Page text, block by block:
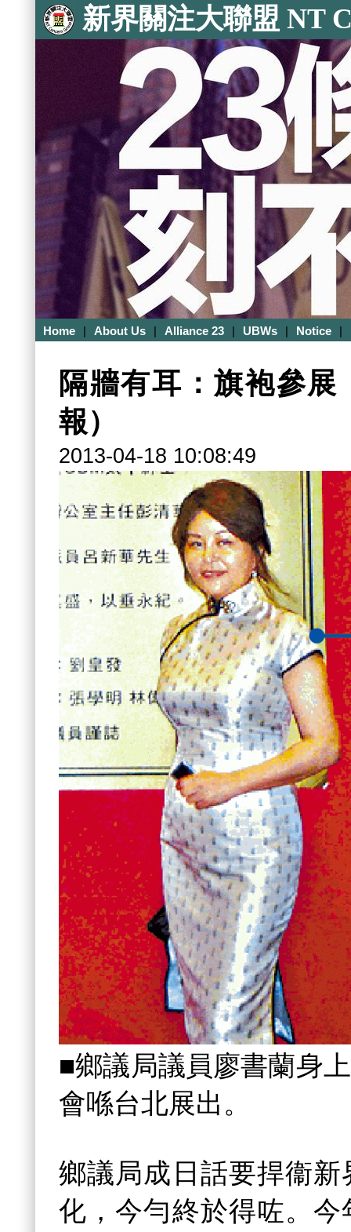
新界關注大聯盟 NT
Home | About Us | Alliance 23 | UBWs | Notice |
隔牆有耳：旗袍參
報）
2013-04-18 10:08:49
■鄉議局議員廖書蘭身
會喺台北展出。
鄉議局成日話要捍衞
化，今勻終於得咗。